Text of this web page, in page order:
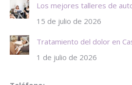
Los mejores talleres de
15 de julio de 2026
Tratamiento del dolor en
1 de julio de 2026